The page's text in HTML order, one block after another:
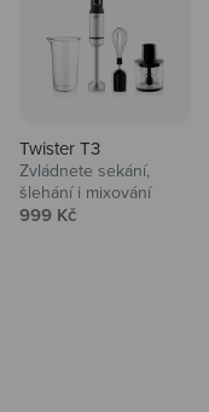
Twister T3
Zvládnete sekání,
šlehání i mixování
Prodejní cena
999 Kč